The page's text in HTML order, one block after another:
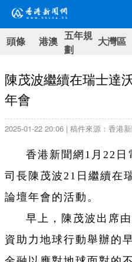
頭條 港澳 五年規
劃
大灣區
陳茂波繼續在瑞士達
年會
2025-01-22 20:06 | 稿件來源：香港
香港新聞網1月22
司長陳茂波21日繼續在
論壇年會的活動。
早上，陳茂波出席
資助力地球行動舉辦的